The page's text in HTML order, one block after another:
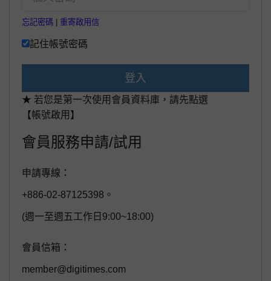
忘記密碼 重寄啟用信
記住帳號密碼
登入
★ 若您是第一次使用會員資料庫，請先點選
【帳號啟用】
會員服務申請/試用
申請專線：
+886-02-87125398。
(週一至週五工作日9:00~18:00)
會員信箱：
member@digitimes.com